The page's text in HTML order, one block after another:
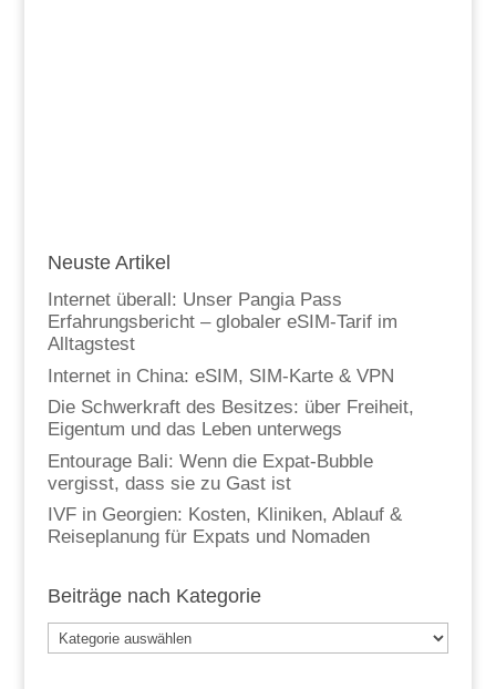
Neuste Artikel
Internet überall: Unser Pangia Pass
Erfahrungsbericht – globaler eSIM-Tarif im
Alltagstest
Internet in China: eSIM, SIM-Karte & VPN
Die Schwerkraft des Besitzes: über Freiheit,
Eigentum und das Leben unterwegs
Entourage Bali: Wenn die Expat-Bubble
vergisst, dass sie zu Gast ist
IVF in Georgien: Kosten, Kliniken, Ablauf &
Reiseplanung für Expats und Nomaden
Beiträge nach Kategorie
Beiträge
nach